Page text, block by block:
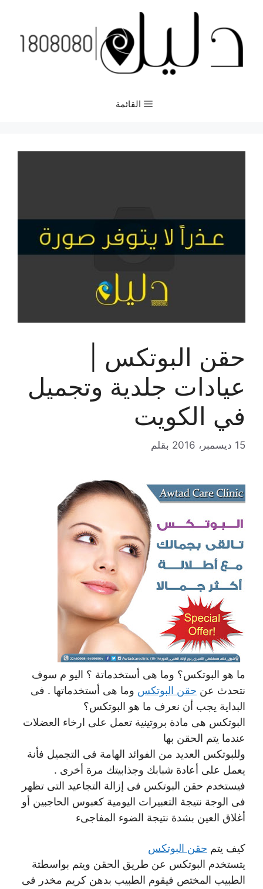
المحتوى
القائمة
حقن البوتكس |
عيادات جلدية وتجميل
في الكويت
15 ديسمبر، 2016 بقلم
ما هو البوتكس؟ وما هى أستخدماتة ؟ اليو م سوف
نتحدث عن حقن البوتكس وما هى أستخدماتها . فى
البداية يجب أن نعرف ما هو البوتكس؟
البوتكس هى مادة بروتينية تعمل على ارخاء العضلات
عندما يتم الحقن بها
وللبوتكس العديد من الفوائد الهامة فى التجميل فأنة
يعمل على أعادة شبابك وجذابيتك مرة أخرى .
فيستخدم حقن البوتكس فى إزالة التجاعيد التى تظهر
فى الوجة نتيجة التعبيرات اليومية كعبوس الحاجبين أو
أغلاق العين بشدة نتيجة الضوء المفاجىء
كيف يتم حقن البوتكس
يتستخدم البوتكس عن طريق الحقن ويتم بواسطتة
الطبيب المختص فيقوم الطبيب بدهن كريم مخدر فى